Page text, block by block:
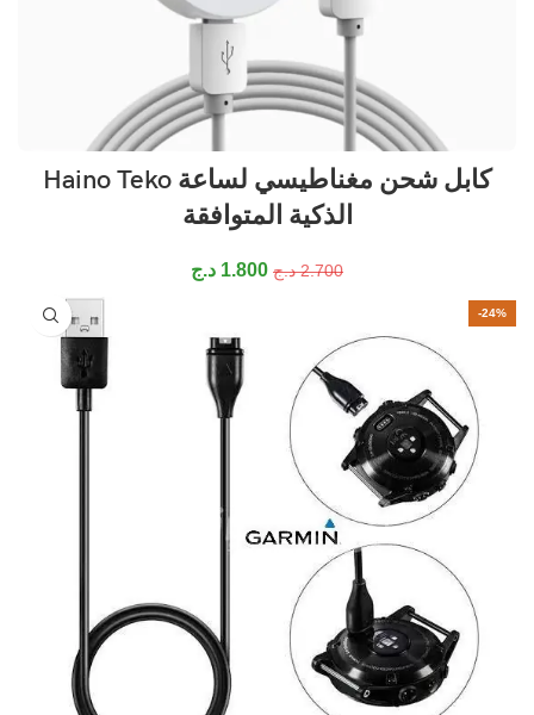
كابل شحن مغناطيسي لساعة Haino Teko
الذكية المتوافقة
2.700 د.ج 1.800 د.ج
-24%